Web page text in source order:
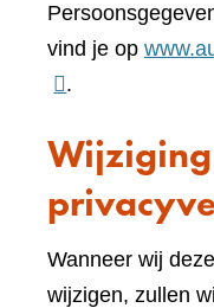
vind je op
.
Wanneer wij
wijzigen, zullen